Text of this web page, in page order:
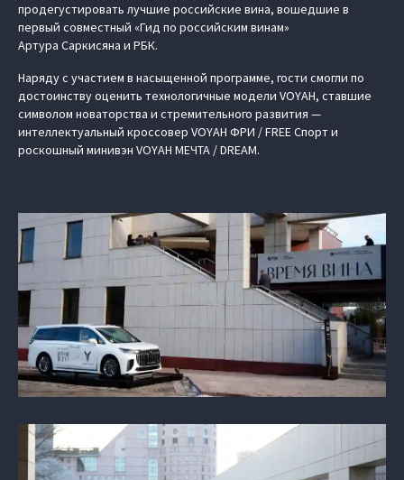
продегустировать лучшие российские вина, вошедшие в
первый совместный «Гид по российским винам»
Артура Саркисяна и РБК.
Наряду с участием в насыщенной программе, гости смогли по
достоинству оценить технологичные модели VOYAH, ставшие
символом новаторства и стремительного развития —
интеллектуальный кроссовер VOYAH ФРИ / FREE Спорт и
роскошный минивэн VOYAH МЕЧТА / DREAM.